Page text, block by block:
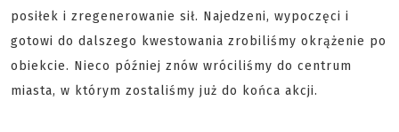
posiłek i zregenerowanie sił. Najedzeni, wypoczęci i
gotowi do dalszego kwestowania zrobiliśmy okrążenie po
obiekcie. Nieco później znów wróciliśmy do centrum
miasta, w którym zostaliśmy już do końca akcji.